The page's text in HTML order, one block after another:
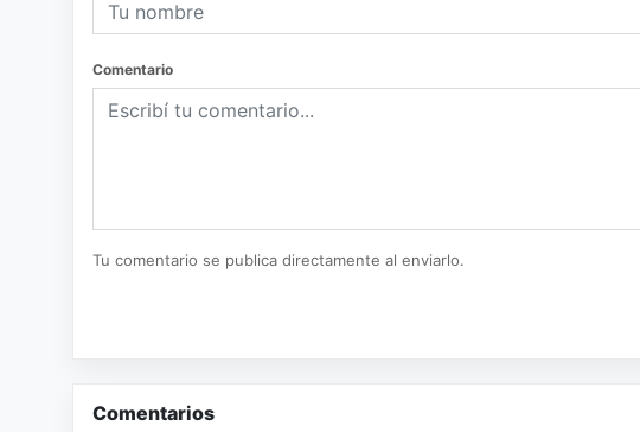
Comentario
Tu comentario se publica directamente al enviarlo.
Comentarios